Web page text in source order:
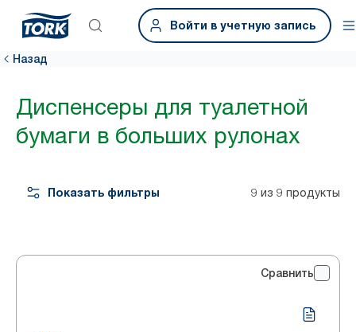
Войти в учетную запись
Назад
Диспенсеры для туалетной
бумаги в больших рулонах
Показать фильтры 9 из 9 продукты
Сравнить